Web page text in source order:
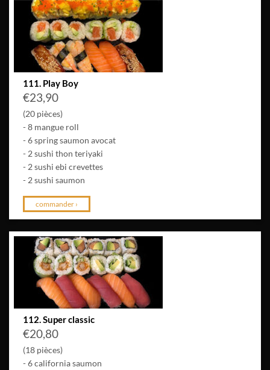
111. Play Boy
€23,90
(20 pièces)
- 8 mangue roll
- 6 spring saumon avocat
- 2 sushi thon teriyaki
- 2 sushi ebi crevettes
- 2 sushi saumon
commander ›
112. Super classic
€20,80
(18 pièces)
- 6 california saumon